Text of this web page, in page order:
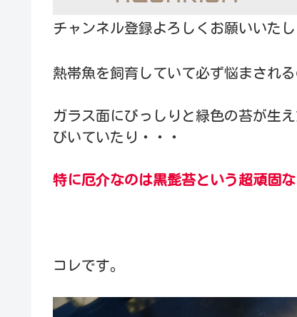
チャンネル登録よろしくお願いいたし
熱帯魚を飼育していて必ず悩まされる
ガラス面にびっしりと緑色の苔が生
びいていたり・・・
特に厄介なのは黒髭苔という超頑固な
コレです。